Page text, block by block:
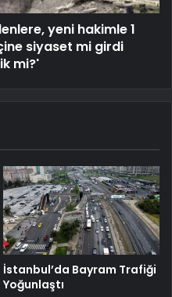
yeni hakimle 1
siyaset mi girdi
mi?'
İstanbul’da Bayram Trafiği
Yoğunlaştı